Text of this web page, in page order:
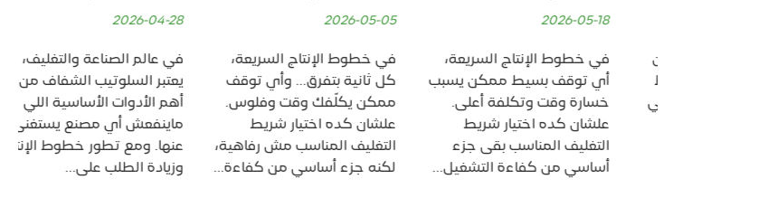
2026-05-18
في خطوط الإنتاج السريعة،
أي توقف بسيط ممكن يسبب
خسارة وقت وتكلفة أعلى.
علشان كده اختيار شريط
التغليف المناسب بقى جزء
أساسي من كفاءة التشغيل...
2026-05-05
في خطوط الإنتاج السريعة،
كل ثانية بتفرق… وأي توقف
ممكن يكلّفك وقت وفلوس.
علشان كده اختيار شريط
التغليف المناسب مش رفاهية،
لكنه جزء أساسي من كفاءة...
2026-04-28
في عالم الصناعة والتغليف،
يعتبر السلوتيب الشفاف من
أهم الأدوات الأساسية اللي
ماينفعش أي مصنع يستغنى
عنها. ومع تطور خطوط الإنتاج
وزيادة الطلب على...